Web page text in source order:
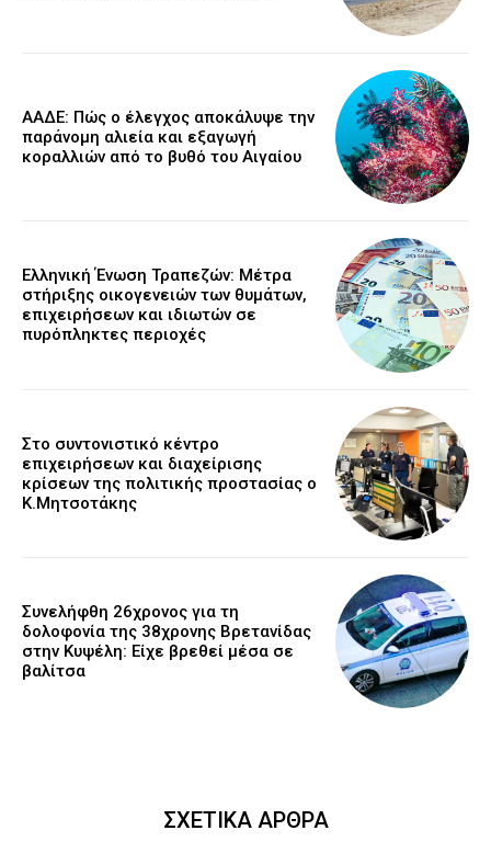
ΑΑΔΕ: Πώς ο έλεγχος αποκάλυψε την
παράνομη αλιεία και εξαγωγή
κοραλλιών από το βυθό του Αιγαίου
Ελληνική Ένωση Τραπεζών: Μέτρα
στήριξης οικογενειών των θυμάτων,
επιχειρήσεων και ιδιωτών σε
πυρόπληκτες περιοχές
Στο συντονιστικό κέντρο
επιχειρήσεων και διαχείρισης
κρίσεων της πολιτικής προστασίας ο
Κ.Μητσοτάκης
Συνελήφθη 26χρονος για τη
δολοφονία της 38χρονης Βρετανίδας
στην Κυψέλη: Είχε βρεθεί μέσα σε
βαλίτσα
ΣΧΕΤΙΚΑ ΑΡΘΡΑ